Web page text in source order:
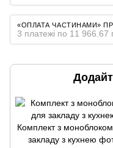
«ОПЛАТА ЧАСТИНАМИ»
3 платежі по 11 966.67